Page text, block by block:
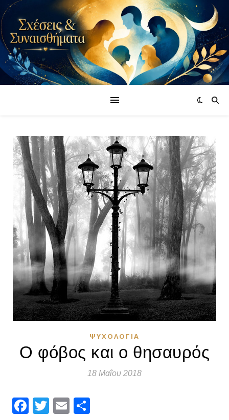
ΨΥΧΟΛΟΓΊΑ
Ο φόβος και ο θησαυρός
18 Μαΐου 2018
Facebook
Twitter
Email